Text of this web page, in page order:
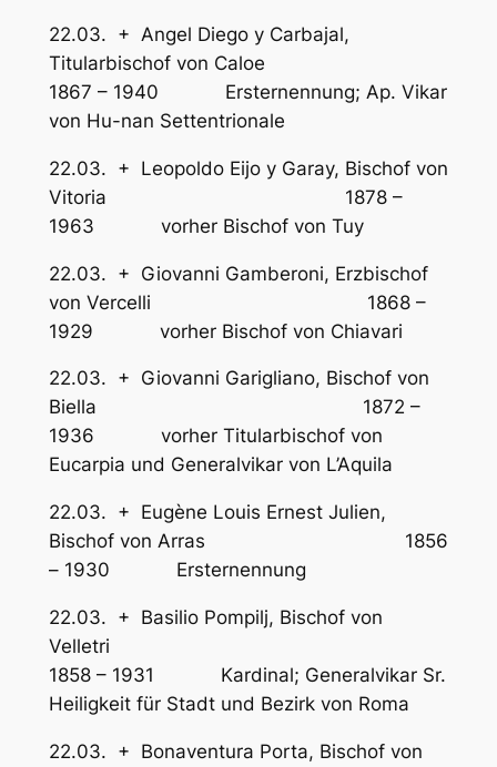
22.03. + Angel Diego y Carbajal,
Titularbischof von Caloe
1867 – 1940 Ersternennung; Ap. Vikar
von Hu-nan Settentrionale
22.03. + Leopoldo Eijo y Garay, Bischof von
Vitoria 1878 –
1963 vorher Bischof von Tuy
22.03. + Giovanni Gamberoni, Erzbischof
von Vercelli 1868 –
1929 vorher Bischof von Chiavari
22.03. + Giovanni Garigliano, Bischof von
Biella 1872 –
1936 vorher Titularbischof von
Eucarpia und Generalvikar von L’Aquila
22.03. + Eugène Louis Ernest Julien,
Bischof von Arras 1856
– 1930 Ersternennung
22.03. + Basilio Pompilj, Bischof von
Velletri
1858 – 1931 Kardinal; Generalvikar Sr.
Heiligkeit für Stadt und Bezirk von Roma
22.03. + Bonaventura Porta, Bischof von